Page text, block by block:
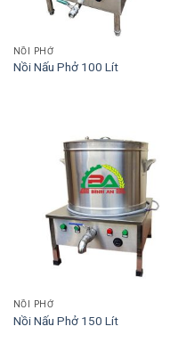
NỒI PHỞ
Nồi Nấu Phở 100 Lít
NỒI PHỞ
Nồi Nấu Phở 150 Lít